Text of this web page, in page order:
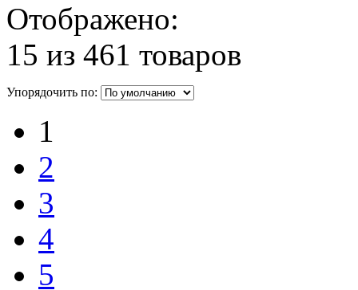
Отображено:
15 из 461 товаров
Упорядочить по:
1
2
3
4
5